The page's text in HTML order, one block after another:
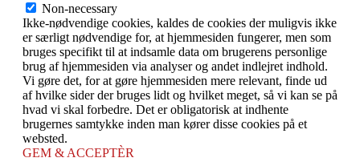
Non-necessary
Ikke-nødvendige cookies, kaldes de cookies der muligvis ikke
er særligt nødvendige for, at hjemmesiden fungerer, men som
bruges specifikt til at indsamle data om brugerens personlige
brug af hjemmesiden via analyser og andet indlejret indhold.
Vi gøre det, for at gøre hjemmesiden mere relevant, finde ud
af hvilke sider der bruges lidt og hvilket meget, så vi kan se på
hvad vi skal forbedre. Det er obligatorisk at indhente
brugernes samtykke inden man kører disse cookies på et
websted.
GEM & ACCEPTÈR